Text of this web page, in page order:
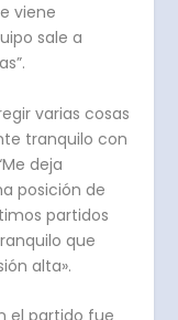
viene
sale a
varias cosas
tranquilo con
deja
posición de
partidos
que
alta».